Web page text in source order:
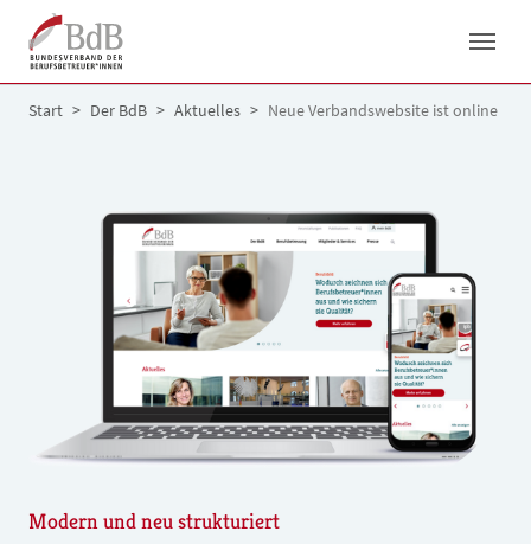
Skip to main navigation
Skip to main content
Skip to page footer
You are here:
Start Der BdB Aktuelles Neue Verbandswebsite ist online
Modern und neu strukturiert